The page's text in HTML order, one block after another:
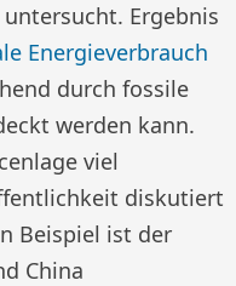
Ergebnis
Energieverbrauch
durch fossile
werden kann.
viel
diskutiert
Beispiel ist der
China